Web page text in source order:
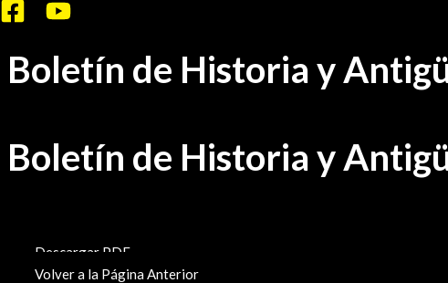
Ir
contenido
Boletín de Historia y
Boletín de Historia y
Descargar PDF
Volver a la Página Anterior